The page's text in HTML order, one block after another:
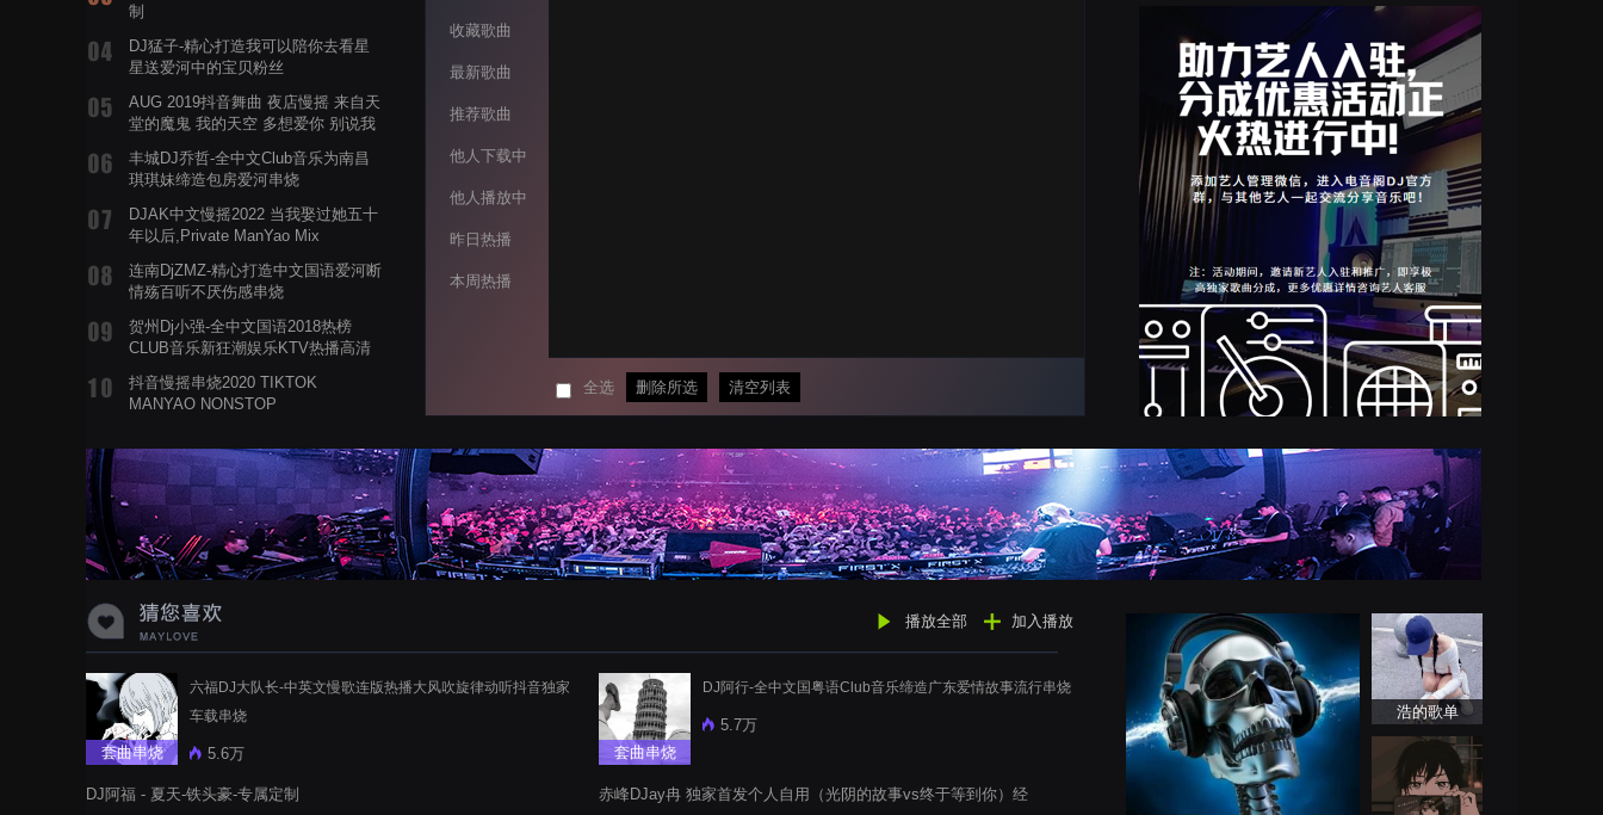
制
DJ猛子-精心打造我可以陪你去看星
星送爱河中的宝贝粉丝
AUG 2019抖音舞曲 夜店慢摇 来自天
堂的魔鬼 我的天空 多想爱你 别说我
丰城DJ乔哲-全中文Club音乐为南昌
琪琪妹缔造包房爱河串烧
DJAK中文慢摇2022 当我娶过她五十
年以后,Private ManYao Mix
连南DjZMZ-精心打造中文国语爱河断
情殇百听不厌伤感串烧
贺州Dj小强-全中文国语2018热榜
CLUB音乐新狂潮娱乐KTV热播高清
抖音慢摇串烧2020 TIKTOK
MANYAO NONSTOP
蝉爸爸妈妈爱存在夏天的风是想你的
声音啊
收藏歌曲
最新歌曲
推荐歌曲
他人下载中
他人播放中
昨日热播
本周热播
全选 删除所选 清空列表
播放全部 加入播放
套曲串烧
六福DJ大队长-中英文慢歌连版热播大风吹旋律动听抖音独家
车载串烧
5.6万
DJ阿福 - 夏天-铁头豪-专属定制
套曲串烧
DJ阿行-全中文国粤语Club音乐缔造广东爱情故事流行串烧
5.7万
赤峰DJay冉 独家首发个人自用（光阴的故事vs终于等到你）经
浩的歌单